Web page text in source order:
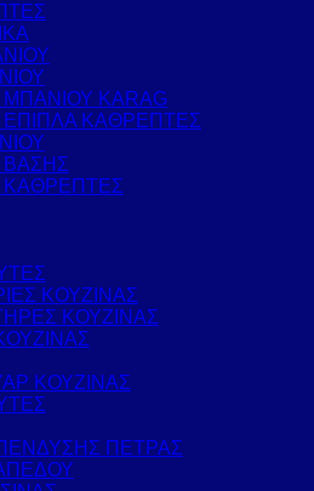
ΜΠΑΝΙΟΥ KARAG
ΕΠΙΠΛΑ ΚΑΘΡΕΠΤΕΣ
ΒΑΣΗΣ
ΚΑΘΡΕΠΤΕΣ
ΚΟΥΖΙΝΑΣ
ΚΟΥΖΙΝΑΣ
ΚΟΥΖΙΝΑΣ
ΠΕΤΡΑΣ